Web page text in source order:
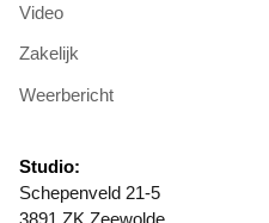
Video
Zakelijk
Weerbericht
Studio:
Schepenveld 21-5